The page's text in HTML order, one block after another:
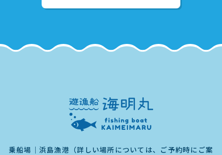
乗船場｜浜島漁港（詳しい場所については、ご予約時にご案